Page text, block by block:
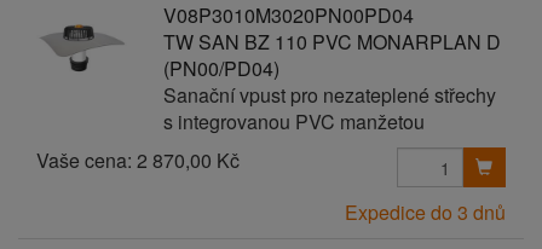
V08P3010M3020PN00PD04
TW SAN BZ 110 PVC MONARPLAN D
(PN00/PD04)
Sanační vpust pro nezateplené střechy
s integrovanou PVC manžetou
Vaše cena: 2 870,00 Kč
Expedice do 3 dnů